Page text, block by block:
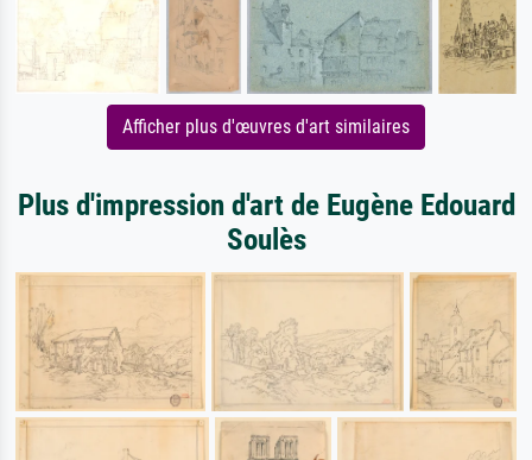
Afficher plus d'œuvres d'art similaires
Plus d'impression d'art de Eugène Edouard
Soulès